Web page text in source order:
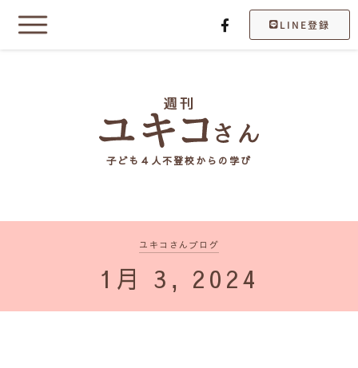
LINE登録
子ども４人不登校からの学び
ユキコさんブログ
1月 3, 2024